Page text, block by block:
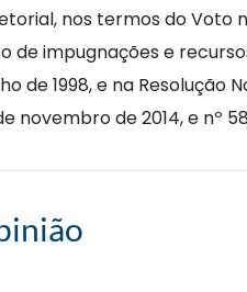
nos termos do Voto
impugnações e
de 1998, e na
novembro de 2014, e nº